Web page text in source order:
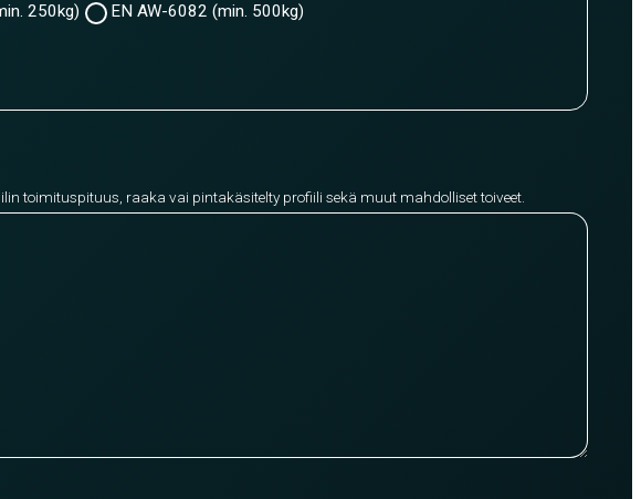
250kg) EN AW-6082 (min. 500kg)
toimituspituus, raaka vai pintakäsitelty profiili sekä muut mahdolliset toiveet.